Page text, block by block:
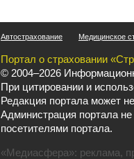
Автострахование Медицинское
Портал о страховании
© 2004–2026
При цитировании и
Редакция портала может
Администрация портала
посетителями портала.
«Медиасфера»: реклама,